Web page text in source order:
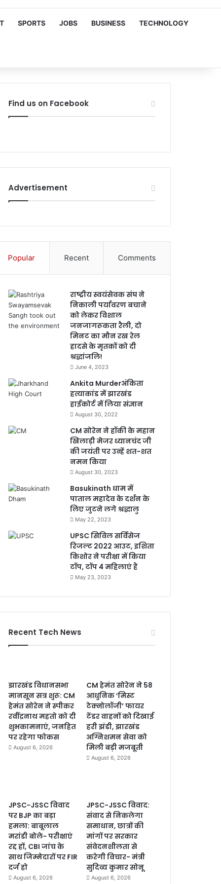
SPORTS JOBS BUSINESS TECHNOLOGY
Find us on Facebook
Advertisement
Popular Recent Comments
राष्ट्रीय स्वयंसेवक संघ ने
निकाली पर्यावरण बचाने
को लेकर विशाल
जनजागरूकता रैली, दो
मिनट का मौन रख रेल
हादसे के मृतकों को दी
श्रद्धांजलि!
June 4, 2023
Ankita Murderअंकिता
हत्याकांड में झारखंड
हाईकोर्ट में लिया संज्ञान
August 30, 2022
CM सोरेन ने हॉकी के महान
खिलाड़ी मेजर ध्यानचंद जी
की जयंती पर उन्हें शत-शत
नमन किया
August 30, 2023
Basukinath धाम में
पाताल महादेव के दर्शन के
लिए जुटने लगे श्रद्धालु
May 22, 2023
UPSC सिविल सर्विसेज
रिजल्ट 2022 आउट, इशिता
किशोर ने परीक्षा में किया
टॉप, टॉप 4 महिलाएं हैं
May 23, 2023
Recent Tech News
झारखंड विधानसभा
मानसून सत्र शुरू: CM
हेमंत सोरेन ने स्पीकर
रवींद्रनाथ महतो को दी
शुभकामनाएं, जनहित
पर रहेगा फोकस
August 6, 2026
CM हेमंत सोरेन ने 58
आधुनिक ‘मिस्ट
टेक्नोलॉजी’ फायर
टेंडर वाहनों को दिखाई
हरी झंडी, झारखंड
अग्निशमन सेवा को
मिली बड़ी मजबूती
August 6, 2026
JPSC-JSSC विवाद
पर BJP का बड़ा
हमला: बाबूलाल
मरांडी बोले- परीक्षाएं
रद्द हों, CBI जांच के
साथ जिम्मेदारों पर FIR
दर्ज हो
August 6, 2026
JPSC-JSSC विवाद:
संवाद से निकलेगा
समाधान, छात्रों की
मांगों पर सरकार
संवेदनशीलता से
करेगी विचार- मंत्री
सुदिव्य कुमार सोनू
August 6, 2026